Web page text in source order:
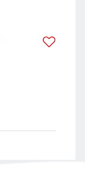
Italien